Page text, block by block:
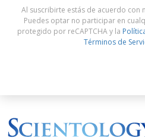
Al suscribirte estás de acuerdo con
Puedes optar no participar en
protegido por reCAPTCHA y la
Términos de